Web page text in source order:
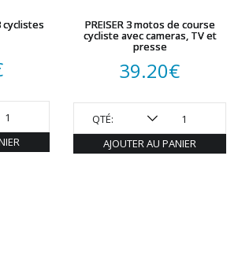
cyclistes PREISER 3 motos de course
cycliste avec cameras, TV et
presse
39.20€
QTÉ:
AJOUTER AU PANIER